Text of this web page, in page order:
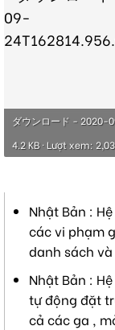
4.2 KB · Lượt xem:
Nhật Bản :
các vi phạm
danh sách
Nhật Bản :
tự động đặt
cả các ga ,